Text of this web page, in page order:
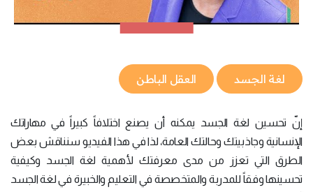
لغة الجسد العقل الباطن
إنّ تحسين لغة الجسد يمكنه أن يصنع اختلافاً كبيراً في مهاراتك
الإنسانية وجاذبيتك وحالتك العامة، لذا في هذا الفيديو سنناقش بعض
الطرق التي تعزز من مدى معرفتك لأهمية لغة الجسد وكيفية
تحسينها وفقاً للمدربة والمتخصصة في التعليم والخبيرة في لغة الجسد